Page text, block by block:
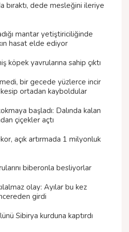
bıraktı, dede mesleğini ileriye
mantar yetiştiriciliğinde
hasat elde ediyor
köpek yavrularına sahip çıktı
bir gecede yüzlerce incir
kesip ortadan kayboldular
başladı: Dalında kalan
çiçekler açtı
açık artırmada 1 milyonluk
biberonla besliyorlar
olay: Ayılar bu kez
girdi
Sibirya kurduna kaptırdı